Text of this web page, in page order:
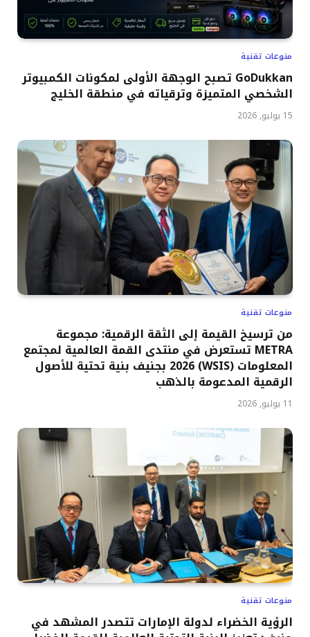
منوعات تقنية
GoDukkan تصبح الوجهة الأولى لمكونات الكمبيوتر
الشخصي المتميزة وترقياته في منطقة الخليج
15 يوليو, 2026
منوعات تقنية
من ترسيخ القيمة إلى الثقة الرقمية: مجموعة
METRA تستعرض في منتدى القمة العالمية لمجتمع
المعلومات (WSIS) 2026 بجنيف بنية تحتية للأصول
الرقمية المدعومة بالذهب
11 يوليو, 2026
منوعات تقنية
الرؤية الخضراء لدولة الإمارات تتصدر المشهد في